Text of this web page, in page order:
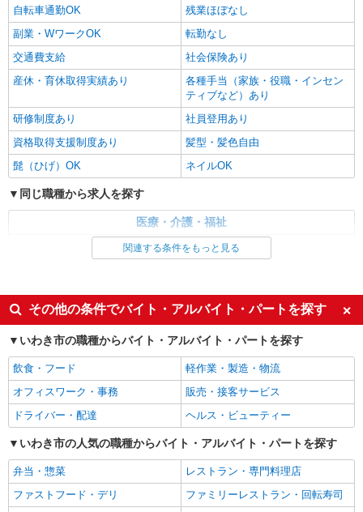
ービスの支援員＊
時給1350円〜2062円 ＜日払い有/週払い有/交
通費全支給(ガソリン代含む)＞
いわき市 ≪最寄駅≫いわき駅
キープ 詳細を見る
派遣社員
株式会社kotrio /●SD-H-2066667
いわき市◆サ高住スタッフ◆穏やかな職場×週
3〜×残業なし
時給1350円〜2062円 ＜日払い有/週払い有/交
通費全支給(ガソリン代含む)＞
いわき市 ≪最寄駅≫いわき駅
自転車通勤OK
残業ほぼなし
副業・WワークOK
転勤なし
交通費支給
社会保険あり
産休・育休取得実績あり
各種手当（家族・役職・インセン
ティブなど）あり
研修制度あり
社員登用あり
資格取得支援制度あり
髪型・髪色自由
髭（ひげ）OK
ネイルOK
同じ職種から求人を探す
医療・介護・福祉
未経験歓迎
ミドル（40代～）活躍中
副業・WワークOK
交通費支給
社会保険あり
産休・育休取得実績あり
社員登用あり
関連する条件をもっと見る
その他の条件でバイト・アルバイト・パートを探す
いわき市の職種からバイト・アルバイト・パートを探す
飲食・フード
軽作業・製造・物流
オフィスワーク・事務
販売・接客サービス
ドライバー・配達
ヘルス・ビューティー
いわき市の人気の職種からバイト・アルバイト・パートを探す
弁当・惣菜
レストラン・専門料理店
ファストフード・デリ
ファミリーレストラン・回転寿司